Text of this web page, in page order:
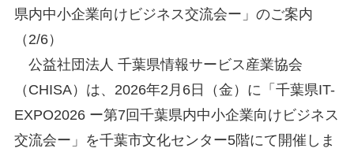
県内中小企業向けビジネス交流会ー」のご案内
（2/6）
公益社団法人 千葉県情報サービス産業協会
（CHISA）は、2026年2月6日（金）に「千葉県IT-
EXPO2026 ー第7回千葉県内中小企業向けビジネス
交流会ー」を千葉市文化センター5階にて開催しま